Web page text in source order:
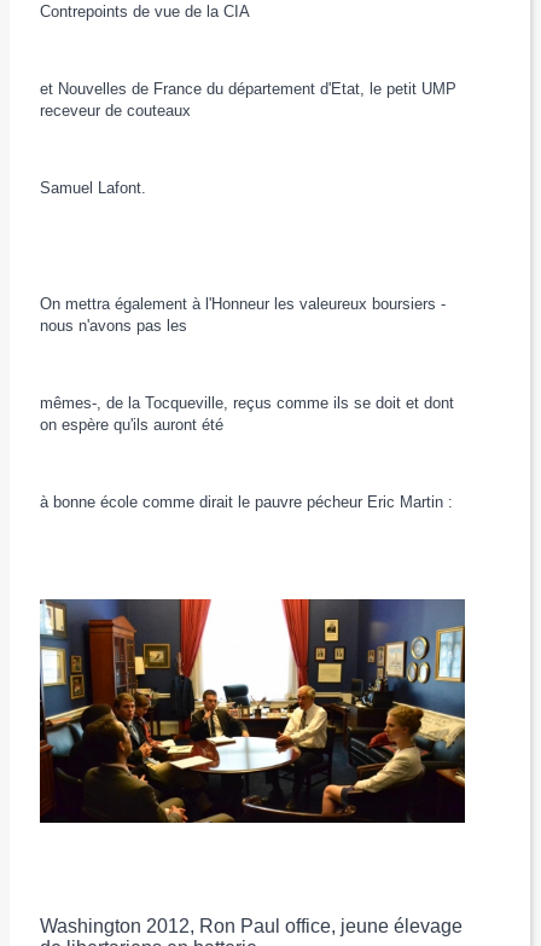
Contrepoints de vue de la CIA
et Nouvelles de France du département d'Etat, le petit UMP
receveur de couteaux
Samuel Lafont.
On mettra également à l'Honneur les valeureux boursiers -
nous n'avons pas les
mêmes-, de la Tocqueville, reçus comme ils se doit et dont
on espère qu'ils auront été
à bonne école comme dirait le pauvre pécheur Eric Martin :
Washington 2012, Ron Paul office, jeune élevage